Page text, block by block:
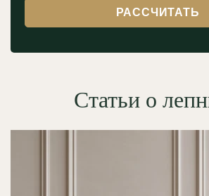
РАССЧИТАТЬ
Статьи о